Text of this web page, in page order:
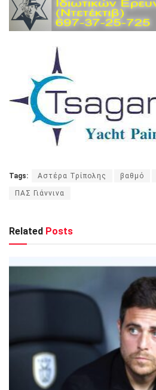
Tags: Αστέρα Τρίπολης βαθμό
ΠΑΣ Γιάννινα
Related Posts